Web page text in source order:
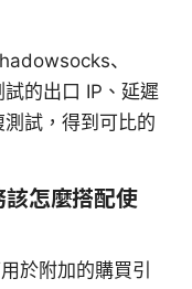
、
的出口 IP、延遲
試，得到可比的
怎麼搭配使
於附加的購買引